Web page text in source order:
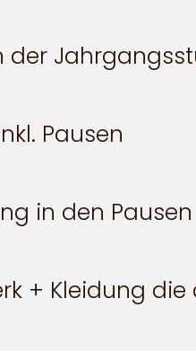
der
Pausen
in den Pausen
+ Kleidung